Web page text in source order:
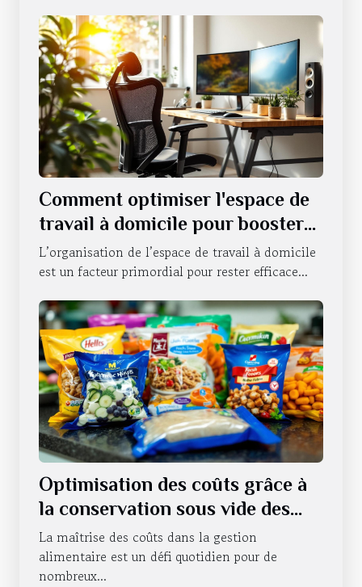
Comment optimiser l'espace de
travail à domicile pour booster
la productivité ?
L’organisation de l’espace de travail à domicile
est un facteur primordial pour rester efficace...
Optimisation des coûts grâce à
la conservation sous vide des
produits alimentaires
La maîtrise des coûts dans la gestion
alimentaire est un défi quotidien pour de
nombreux...